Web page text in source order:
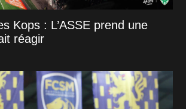
Kops : L’ASSE prend une
réagir